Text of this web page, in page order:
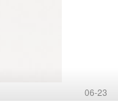
06-23